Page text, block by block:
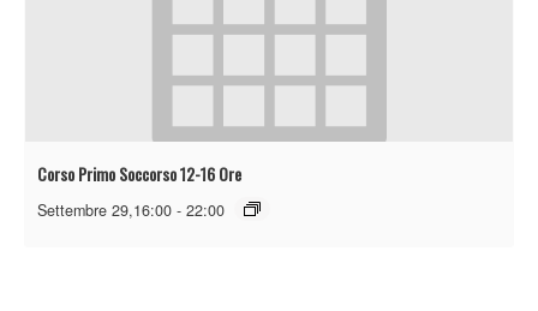
Corso Primo Soccorso 12-16 Ore
Settembre 29,16:00 - 22:00